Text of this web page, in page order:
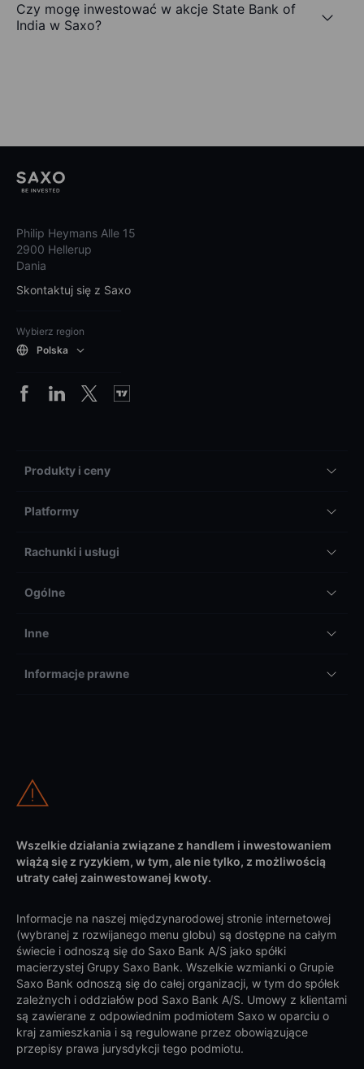
Czy mogę inwestować w akcje State Bank of
India w Saxo?
Philip Heymans Alle 15
2900 Hellerup
Dania
Skontaktuj się z Saxo
Wybierz region
Polska
Produkty i ceny
Platformy
Rachunki i usługi
Ogólne
Inne
Informacje prawne
Wszelkie działania związane z handlem i inwestowaniem
wiążą się z ryzykiem, w tym, ale nie tylko, z możliwością
utraty całej zainwestowanej kwoty.
Informacje na naszej międzynarodowej stronie internetowej
(wybranej z rozwijanego menu globu) są dostępne na całym
świecie i odnoszą się do Saxo Bank A/S jako spółki
macierzystej Grupy Saxo Bank. Wszelkie wzmianki o Grupie
Saxo Bank odnoszą się do całej organizacji, w tym do spółek
zależnych i oddziałów pod Saxo Bank A/S. Umowy z klientami
są zawierane z odpowiednim podmiotem Saxo w oparciu o
kraj zamieszkania i są regulowane przez obowiązujące
przepisy prawa jurysdykcji tego podmiotu.